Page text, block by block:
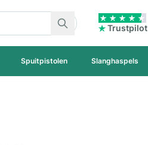
Trustpilot
Spuitpistolen Slanghaspels